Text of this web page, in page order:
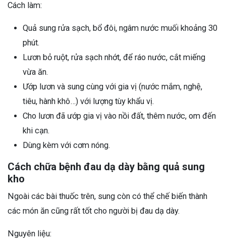
Cách làm:
Quả sung rửa sạch, bổ đôi, ngâm nước muối khoảng 30
phút.
Lươn bỏ ruột, rửa sạch nhớt, để ráo nước, cắt miếng
vừa ăn.
Ướp lươn và sung cùng với gia vị (nước mắm, nghệ,
tiêu, hành khô…) với lượng tùy khẩu vị.
Cho lươn đã ướp gia vị vào nồi đất, thêm nước, om đến
khi cạn.
Dùng kèm với cơm nóng.
Cách chữa bệnh đau dạ dày bằng quả sung
kho
Ngoài các bài thuốc trên, sung còn có thể chế biến thành
các món ăn cũng rất tốt cho người bị đau dạ dày.
Nguyên liệu: